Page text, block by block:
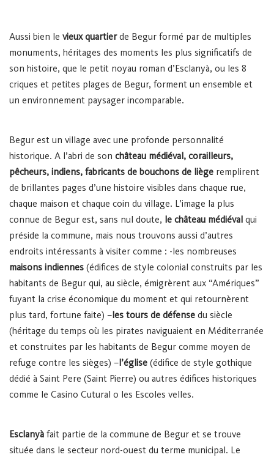
Aussi bien le vieux quartierde Begur formé par de multiples
monuments, héritages des moments les plus significatifs de
son histoire, que le petit noyau roman d’Esclanyà, ou les 8
criques et petites plages de Begur, forment un ensemble et
un environnement paysager incomparable.
Begur est un village avec une profonde personnalité
historique. A l’abri de son château médiéval, corailleurs,
pêcheurs, indiens, fabricants de bouchons de liège remplirent
de brillantes pages d’une histoire visibles dans chaque rue,
chaque maison et chaque coin du village. L’image la plus
connue de Begur est, sans nul doute, le château médiéval qui
préside la commune, mais nous trouvons aussi d’autres
endroits intéressants à visiter comme : -les nombreuses
maisons indiennes (édifices de style colonial construits par les
habitants de Begur qui, au siècle, émigrèrent aux “Amériques”
fuyant la crise économique du moment et qui retournèrent
plus tard, fortune faite) –les tours de défense du siècle
(héritage du temps où les pirates naviguaient en Méditerranée
et construites par les habitants de Begur comme moyen de
refuge contre les sièges) –l’église (édifice de style gothique
dédié à Saint Pere (Saint Pierre) ou autres édifices historiques
comme le Casino Cutural o les Escoles velles.
Esclanyà fait partie de la commune de Begur et se trouve
située dans le secteur nord-ouest du terme municipal. Le